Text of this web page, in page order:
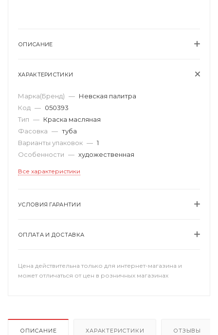
ОПИСАНИЕ
ХАРАКТЕРИСТИКИ
Марка(Бренд) — Невская палитра
Код — 050393
Тип — Краска масляная
Фасовка — туба
Варианты упаковок — 1
Особенности — художественная
Все характеристики
УСЛОВИЯ ГАРАНТИИ
ОПЛАТА И ДОСТАВКА
Цена действительна только для интернет-магазина и
может отличаться от цен в розничных магазинах
ОПИСАНИЕ ХАРАКТЕРИСТИКИ ОТЗЫВЫ